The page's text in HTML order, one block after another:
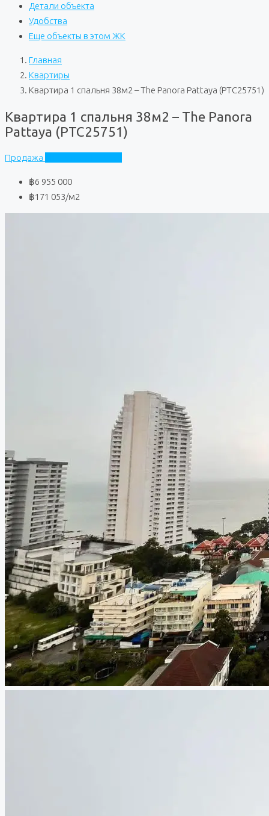
Детали объекта
Удобства
Еще объекты в этом ЖК
Главная
Квартиры
Квартира 1 спальня 38м2 – The Panora Pattaya (PTC25751)
Квартира 1 спальня 38м2 – The Panora
Pattaya (PTC25751)
Продажа
฿6 955 000
฿171 053/м2